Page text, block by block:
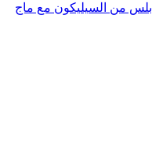
أبل غطاء حماية خلفي لجوال ايفون 16 بلس من السيليكون مع ماج